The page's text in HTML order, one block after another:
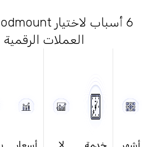
العملات الرقمية